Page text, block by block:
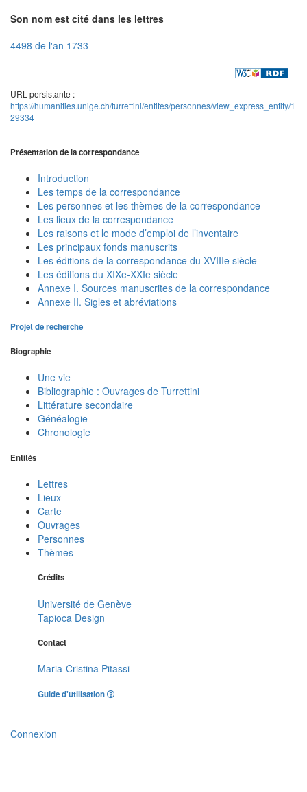
Son nom est cité dans les lettres
4498 de l'an 1733
URL persistante :
https://humanities.unige.ch/turrettini/entites/personnes/view_express_entity/1
29334
Présentation de la correspondance
Introduction
Les temps de la correspondance
Les personnes et les thèmes de la correspondance
Les lieux de la correspondance
Les raisons et le mode d’emploi de l’inventaire
Les principaux fonds manuscrits
Les éditions de la correspondance du XVIIIe siècle
Les éditions du XIXe-XXIe siècle
Annexe I. Sources manuscrites de la correspondance
Annexe II. Sigles et abréviations
Projet de recherche
Biographie
Une vie
Bibliographie : Ouvrages de Turrettini
Littérature secondaire
Généalogie
Chronologie
Entités
Lettres
Lieux
Carte
Ouvrages
Personnes
Thèmes
Crédits
Université de Genève
Tapioca Design
Contact
Maria-Cristina Pitassi
Guide d'utilisation
Connexion